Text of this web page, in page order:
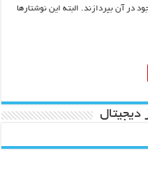
در آن بپردازند. البته این نوشتارها